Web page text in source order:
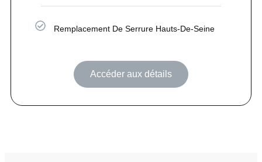
Remplacement De Serrure Hauts-De-Seine
Accéder aux détails